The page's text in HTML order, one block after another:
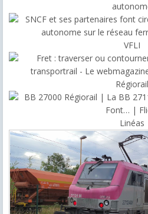
VFLI
Régiorail
Linéas